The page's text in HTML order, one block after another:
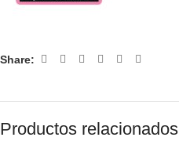
Share:
Productos relacionados